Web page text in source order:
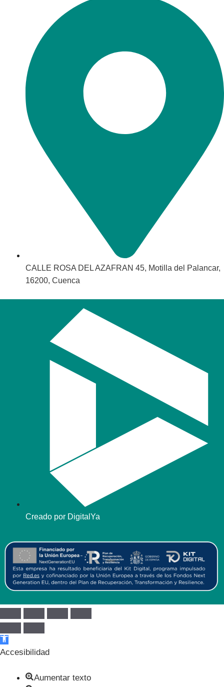
CALLE ROSA DEL AZAFRAN 45, Motilla del Palancar,
16200, Cuenca
Creado por DigitalYa
Abrir barra de herramientas
Accesibilidad
Aumentar texto